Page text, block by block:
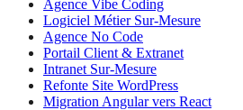
Agence Vibe Coding
Logiciel Métier Sur-Mesure
Agence No Code
Portail Client & Extranet
Intranet Sur-Mesure
Refonte Site WordPress
Migration Angular vers React